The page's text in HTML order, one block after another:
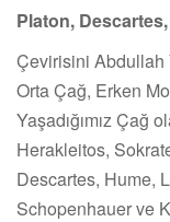
Platon,
Çevirisini Abdullah
Orta Çağ, Erken
Yaşadığımız Çağ
Herakleitos,
Descartes, Hume,
Schopenhauer ve